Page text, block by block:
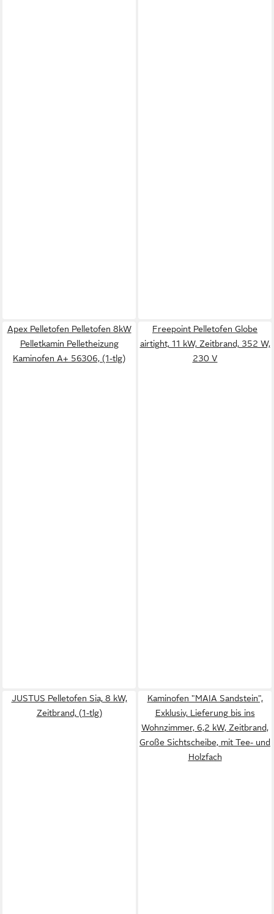
Apex Pelletofen Pelletofen 8kW
Pelletkamin Pelletheizung
Kaminofen A+ 56306, (1-tlg)
Freepoint Pelletofen Globe
airtight, 11 kW, Zeitbrand, 352 W,
230 V
JUSTUS Pelletofen Sia, 8 kW,
Zeitbrand, (1-tlg)
Kaminofen "MAIA Sandstein",
Exklusiv, Lieferung bis ins
Wohnzimmer, 6,2 kW, Zeitbrand,
Große Sichtscheibe, mit Tee- und
Holzfach